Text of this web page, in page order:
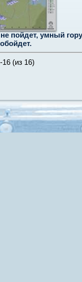
пойдет, умный гору
обойдет.
(из 16)